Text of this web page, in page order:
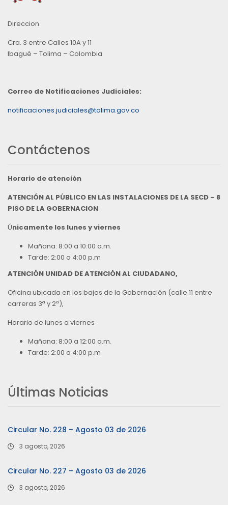
Direccion
Cra. 3 entre Calles 10A y 11
Ibagué – Tolima – Colombia
Correo de Notificaciones Judiciales:
notificaciones.judiciales@tolima.gov.co
Contáctenos
Horario de atención
ATENCIÓN AL PÚBLICO EN LAS INSTALACIONES DE LA SECD – 8
PISO DE LA GOBERNACION
Únicamente los lunes y viernes
Mañana: 8:00 a 10:00 a.m.
Tarde: 2:00 a 4:00 p.m
ATENCIÓN UNIDAD DE ATENCIÓN AL CIUDADANO,
Oficina ubicada en los bajos de la Gobernación (calle 11 entre
carreras 3ª y 2ª),
Horario de lunes a viernes
Mañana: 8:00 a 12:00 a.m.
Tarde: 2:00 a 4:00 p.m
Últimas Noticias
Circular No. 228 – Agosto 03 de 2026
3 agosto, 2026
Circular No. 227 – Agosto 03 de 2026
3 agosto, 2026